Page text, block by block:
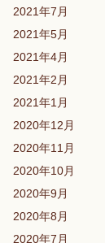
2021年7月
2021年5月
2021年4月
2021年2月
2021年1月
2020年12月
2020年11月
2020年10月
2020年9月
2020年8月
2020年7月